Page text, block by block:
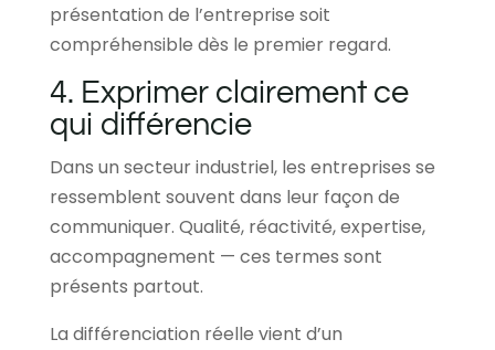
présentation de l’entreprise soit
compréhensible dès le premier regard.
4. Exprimer clairement ce
qui différencie
Dans un secteur industriel, les entreprises se
ressemblent souvent dans leur façon de
communiquer. Qualité, réactivité, expertise,
accompagnement — ces termes sont
présents partout.
La différenciation réelle vient d’un